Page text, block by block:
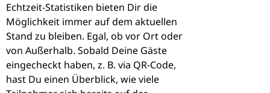
Echtzeit-Statistiken bieten Dir die
Möglichkeit immer auf dem aktuellen
Stand zu bleiben. Egal, ob vor Ort oder
von Außerhalb. Sobald Deine Gäste
eingecheckt haben, z. B. via QR-Code,
hast Du einen Überblick, wie viele